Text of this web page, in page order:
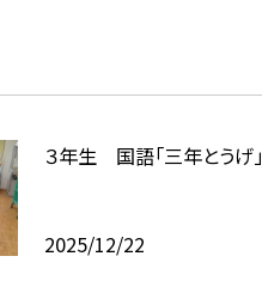
３年生 国語「三年とうげ」
2025/12/22